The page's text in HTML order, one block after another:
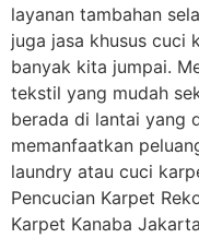
layanan tambahan
juga jasa khusus cuci
banyak kita jumpai.
tekstil yang mudah
berada di lantai yang
memanfaatkan
laundry atau cuci
Pencucian Karpet
Karpet Kanaba